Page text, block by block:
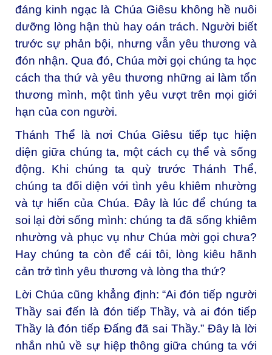
đáng kinh ngạc là Chúa Giêsu không hề nuôi
dưỡng lòng hận thù hay oán trách. Người biết
trước sự phản bội, nhưng vẫn yêu thương và
đón nhận. Qua đó, Chúa mời gọi chúng ta học
cách tha thứ và yêu thương những ai làm tổn
thương mình, một tình yêu vượt trên mọi giới
hạn của con người.
Thánh Thể là nơi Chúa Giêsu tiếp tục hiện
diện giữa chúng ta, một cách cụ thể và sống
động. Khi chúng ta quỳ trước Thánh Thể,
chúng ta đối diện với tình yêu khiêm nhường
và tự hiến của Chúa. Đây là lúc để chúng ta
soi lại đời sống mình: chúng ta đã sống khiêm
nhường và phục vụ như Chúa mời gọi chưa?
Hay chúng ta còn để cái tôi, lòng kiêu hãnh
cản trở tình yêu thương và lòng tha thứ?
Lời Chúa cũng khẳng định: “Ai đón tiếp người
Thầy sai đến là đón tiếp Thầy, và ai đón tiếp
Thầy là đón tiếp Đấng đã sai Thầy.” Đây là lời
nhắn nhủ về sự hiệp thông giữa chúng ta với